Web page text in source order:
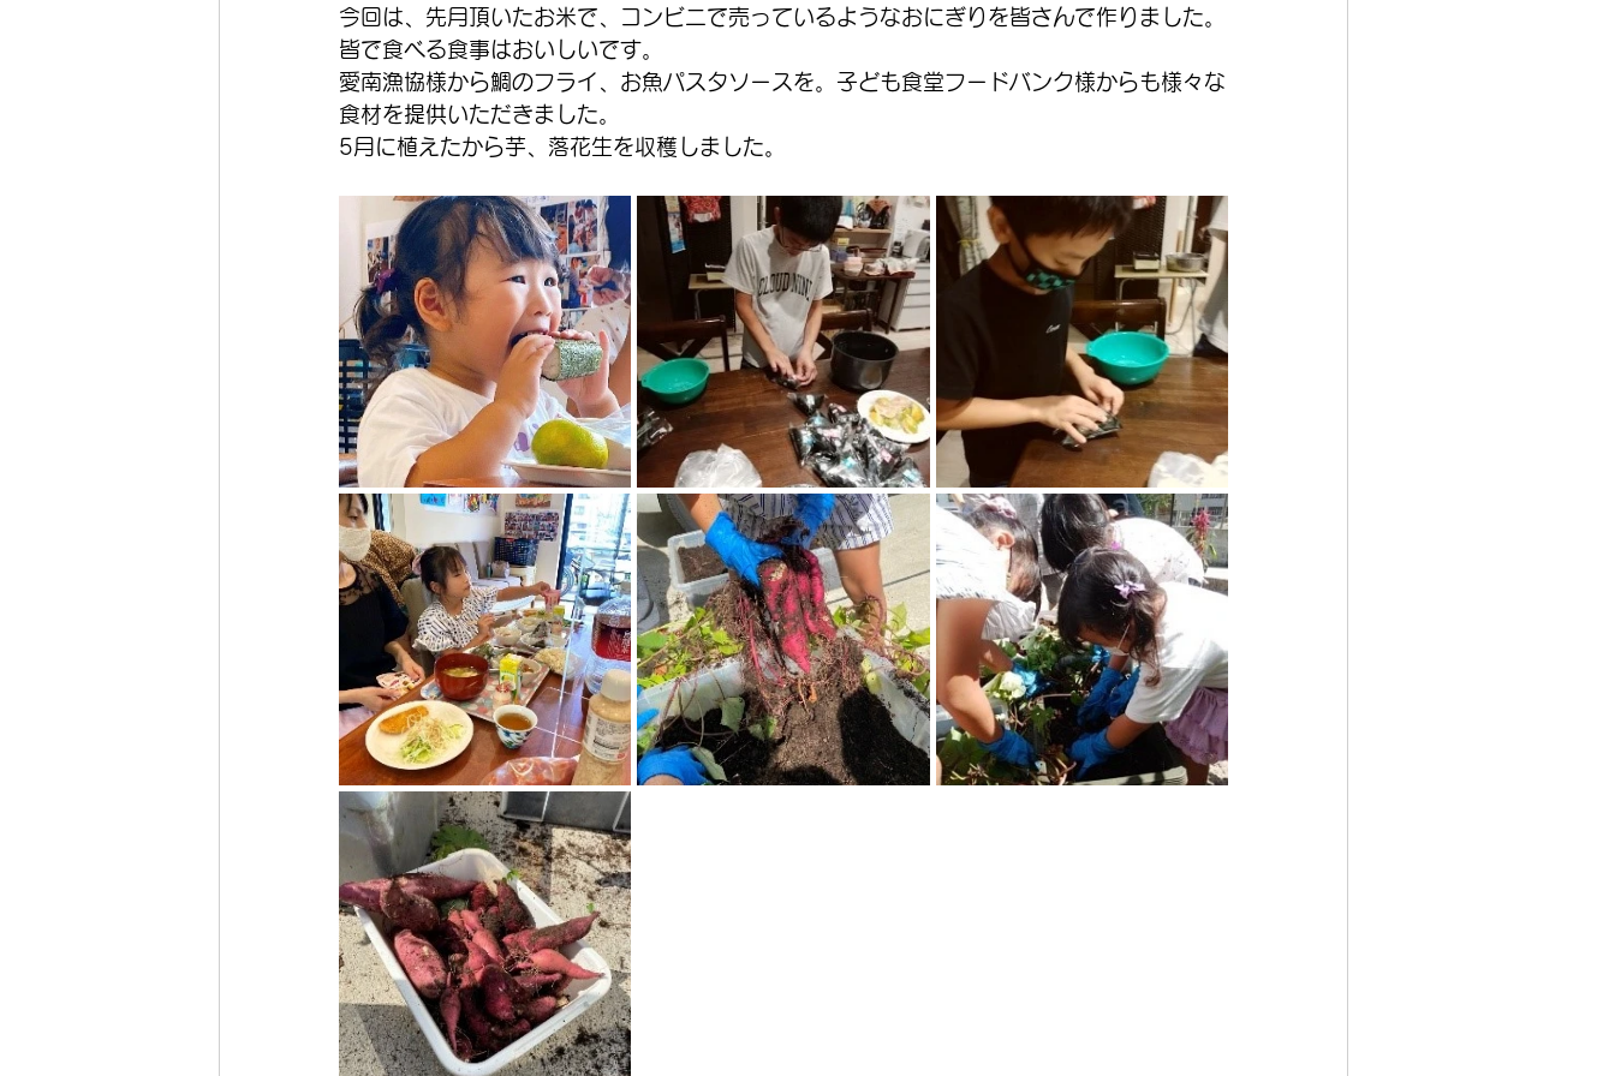
今回は、先月頂いたお米で、コンビニで売っているようなおにぎりを皆さんで作りました。
皆で食べる食事はおいしいです。
愛南漁協様から鯛のフライ、お魚パスタソースを。子ども食堂フードバンク様からも様々な
食材を提供いただきました。
5月に植えたから芋、落花生を収穫しました。